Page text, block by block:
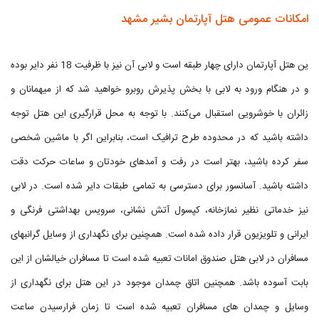
امکانات عمومی هتل آپارتمان بشیر مشهد
ین هتل آپارتمان دارای چهار طبقه است و لابی آن نیز با ظرفیت 18 نفر دایر بوده
و در هنگام ورود به لابی با بخش پذیرش روبرو خواهید شد که از میهمانان و
زائران با خوشرویی استقبال می‌کنند. با توجه به محل قرارگیری این هتل توجه
داشته باشید که در محدوده طرح ترافیک است، بنابراین اگر با ماشین شخصی
سفر کرده باشید، بهتر است در رفت و آمدهای خودتان و ساعات حرکت دقت
داشته باشید. آسانسور برای دسترسی به تمامی طبقات دایر شده است. در لابی
نیز خدماتی نظیر نمازخانه، کپسول آتش نشانی، سرویس بهداشتی فرنگی و
ایرانی و تلویزیون قرار داده شده است. همچنین برای نگهداری از وسایل گرانبهای
مسافران در لابی هتل صندوق امانات تعبیه شده است تا مسافران خیالشان از این
بابت آسوده باشد. همچنین اتاق چمدان موجود در این هتل برای نگهداری از
وسایل و چمدان های مسافران تعبیه شده است تا زمان فرارسیدن ساعت